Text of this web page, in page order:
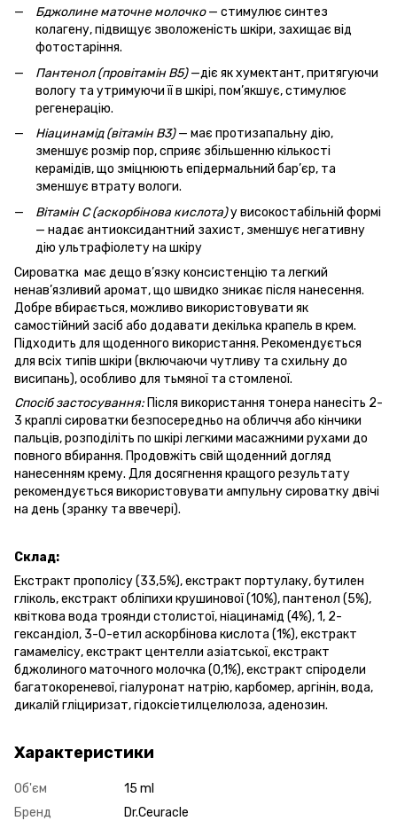
Бджолине маточне молочко— стимулює синтез
колагену, підвищує зволоженість шкіри, захищає від
фотостаріння.
Пантенол (провітамін В5)—діє як хумектант, притягуючи
вологу та утримуючи її в шкірі, пом’якшує, стимулює
регенерацію.
Ніацинамід (вітамін В3)— має протизапальну дію,
зменшує розмір пор, сприяє збільшенню кількості
керамідів, що зміцнюють епідермальний бар’єр, та
зменшує втрату вологи.
Вітамін С (аскорбінова кислота)у високостабільній формі
— надає антиоксидантний захист, зменшує негативну
дію ультрафіолету на шкіру
Сироватка має дещо в’язку консистенцію та легкий
ненав’язливий аромат, що швидко зникає після нанесення.
Добре вбирається, можливо використовувати як
самостійний засіб або додавати декілька крапель в крем.
Підходить для щоденного використання. Рекомендується
для всіх типів шкіри (включаючи чутливу та схильну до
висипань), особливо для тьмяної та стомленої.
Спосіб застосування: Після використання тонера нанесіть 2-
3 краплі сироватки безпосередньо на обличчя або кінчики
пальців, розподіліть по шкірі легкими масажними рухами до
повного вбирання. Продовжіть свій щоденний догляд
нанесенням крему. Для досягнення кращого результату
рекомендується використовувати ампульну сироватку двічі
на день (зранку та ввечері).
Склад:
Екстракт прополісу (33,5%), екстракт портулаку, бутилен
гліколь, екстракт обліпихи крушинової (10%), пантенол (5%),
квіткова вода троянди столистої, ніацинамід (4%), 1, 2-
гександіол, 3-О-етил аскорбінова кислота (1%), екстракт
гамамелісу, екстракт центелли азіатської, екстракт
бджолиного маточного молочка (0,1%), екстракт спіродели
багатокореневої, гіалуронат натрію, карбомер, аргінін, вода,
дикалій гліциризат, гідоксіетилцелюлоза, аденозин.
Характеристики
Об'єм
15 ml
Бренд
Dr.Ceuracle